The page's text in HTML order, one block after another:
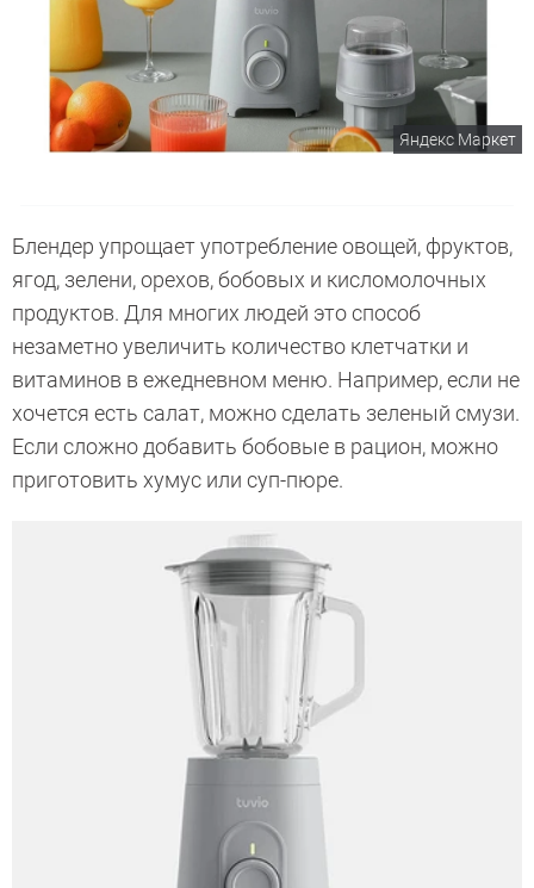
Яндекс Маркет
Блендер упрощает употребление овощей, фруктов,
ягод, зелени, орехов, бобовых и кисломолочных
продуктов. Для многих людей это способ
незаметно увеличить количество клетчатки и
витаминов в ежедневном меню. Например, если не
хочется есть салат, можно сделать зеленый смузи.
Если сложно добавить бобовые в рацион, можно
приготовить хумус или суп-пюре.